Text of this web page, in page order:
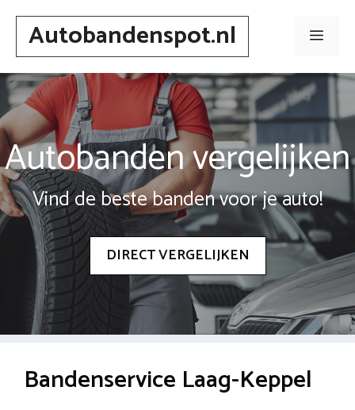
Spring
inhoudAutobandenspot.nl Menu
Autobanden vergelijken
Vind de beste banden voor je auto!
DIRECT VERGELIJKEN
Bandenservice Laag-Keppel